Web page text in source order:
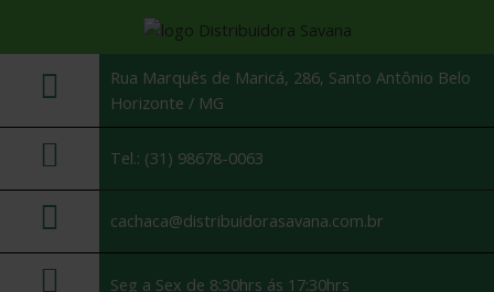
Rua Marquês de Maricá, 286, Santo Antônio Belo
Horizonte / MG
Tel.: (31) 98678-0063
cachaca@distribuidorasavana.com.br
Seg a Sex de 8:30hrs ás 17:30hrs